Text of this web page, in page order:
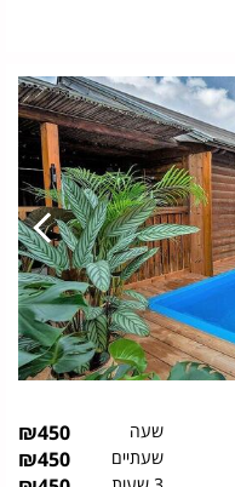
שעה ₪450
שעתיים ₪450